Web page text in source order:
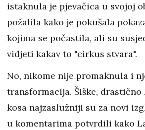
istaknula je pjevačica u svojoj
požalila kako je pokušala
kojima se počastila, ali su
vidjeti kakav to "cirkus stvara".
No, nikome nije promaknula i
transformacija. Šiške,
kosa najzaslužniji su za novi
u komentarima potvrdili kako